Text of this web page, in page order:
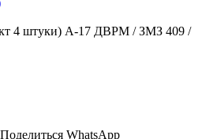
4 штуки) А-17 ДВРМ / ЗМЗ 409 /